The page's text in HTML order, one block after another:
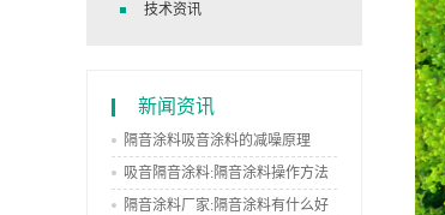
技术资讯
新闻资讯
隔音涂料吸音涂料的减噪原理
吸音隔音涂料:隔音涂料操作方法
和常见问题
隔音涂料厂家:隔音涂料有什么好